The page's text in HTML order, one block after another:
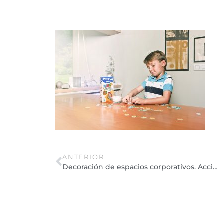
ANTERIOR
Decoración de espacios corporativos. Acciones Puleva